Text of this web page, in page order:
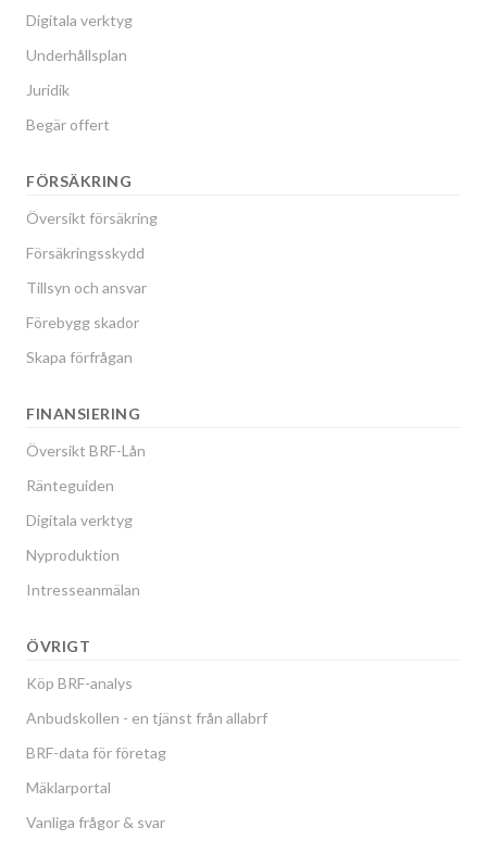
Digitala verktyg
Underhållsplan
Juridik
Begär offert
FÖRSÄKRING
Översikt försäkring
Försäkringsskydd
Tillsyn och ansvar
Förebygg skador
Skapa förfrågan
FINANSIERING
Översikt BRF-Lån
Ränteguiden
Digitala verktyg
Nyproduktion
Intresseanmälan
ÖVRIGT
Köp BRF-analys
Anbudskollen - en tjänst från allabrf
BRF-data för företag
Mäklarportal
Vanliga frågor & svar